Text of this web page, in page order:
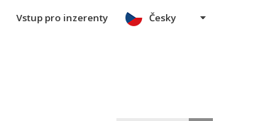
Vstup pro inzerenty Česky